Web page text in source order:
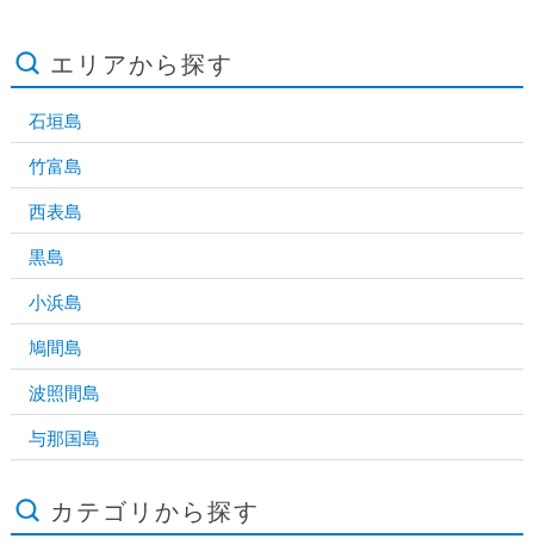
エリアから探す
石垣島
竹富島
西表島
黒島
小浜島
鳩間島
波照間島
与那国島
カテゴリから探す